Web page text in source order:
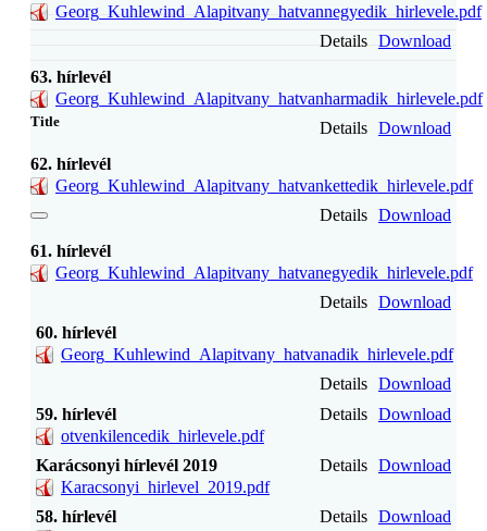
Georg_Kuhlewind_Alapitvany_hatvannegyedik_hirlevele.pdf
Download
Details
63. hírlevél
Georg_Kuhlewind_Alapitvany_hatvanharmadik_hirlevele.pdf
Download
Details
62. hírlevél
Georg_Kuhlewind_Alapitvany_hatvankettedik_hirlevele.pdf
Download
Details
61. hírlevél
Georg_Kuhlewind_Alapitvany_hatvanegyedik_hirlevele.pdf
Download
Details
60. hírlevél
Georg_Kuhlewind_Alapitvany_hatvanadik_hirlevele.pdf
Download
Details
59. hírlevél
otvenkilencedik_hirlevele.pdf
Download
Details
Karácsonyi hírlevél 2019
Karacsonyi_hirlevel_2019.pdf
Download
Details
58. hírlevél
Download
Details
Title